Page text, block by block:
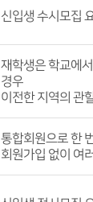
-대교협
- 모집단위별 모집
전형요소
비교
-대교협
신입생 수시모집
발표 세부 내용
신입생 모집과 관
재학생은 학교에
경우
이전한 지역의 관
발표 세부 내용
6개월 이내의 여
신분증, 응시 영역
비교
지원하고자 하는
통합회원으로 한
회원가입 없이 여